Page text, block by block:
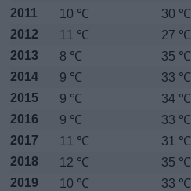
2011
10 ℃
30 ℃
2012
11 ℃
27 ℃
2013
8 ℃
35 ℃
2014
9 ℃
33 ℃
2015
9 ℃
34 ℃
2016
9 ℃
33 ℃
2017
11 ℃
31 ℃
2018
12 ℃
35 ℃
2019
10 ℃ 33 ℃